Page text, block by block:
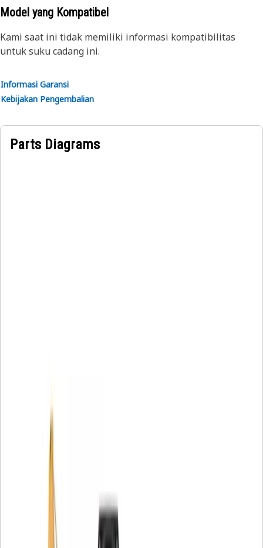
Model yang Kompatibel
Kami saat ini tidak memiliki informasi kompatibilitas
untuk suku cadang ini.
Informasi Garansi
Kebijakan Pengembalian
Parts Diagrams